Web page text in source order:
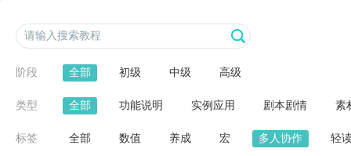
阶段 全部 初级 中级 高级
类型 全部 功能说明 实例应用 剧本剧情 素
标签 全部 数值 养成 宏 多人协作 轻